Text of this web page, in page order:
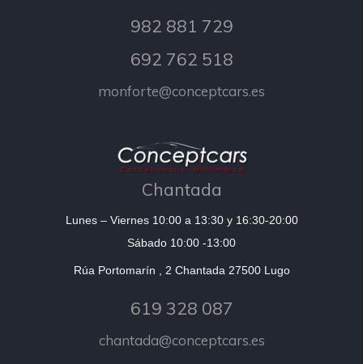
982 881 729
692 762 518
monforte@conceptcars.es
Chantada
Lunes – Viernes 10:00 a 13:30 y 16:30-20:00
Sábado 10:00 -13:00
Rúa Portomarín , 2 Chantada 27500 Lugo
619 328 087
chantada@conceptcars.es